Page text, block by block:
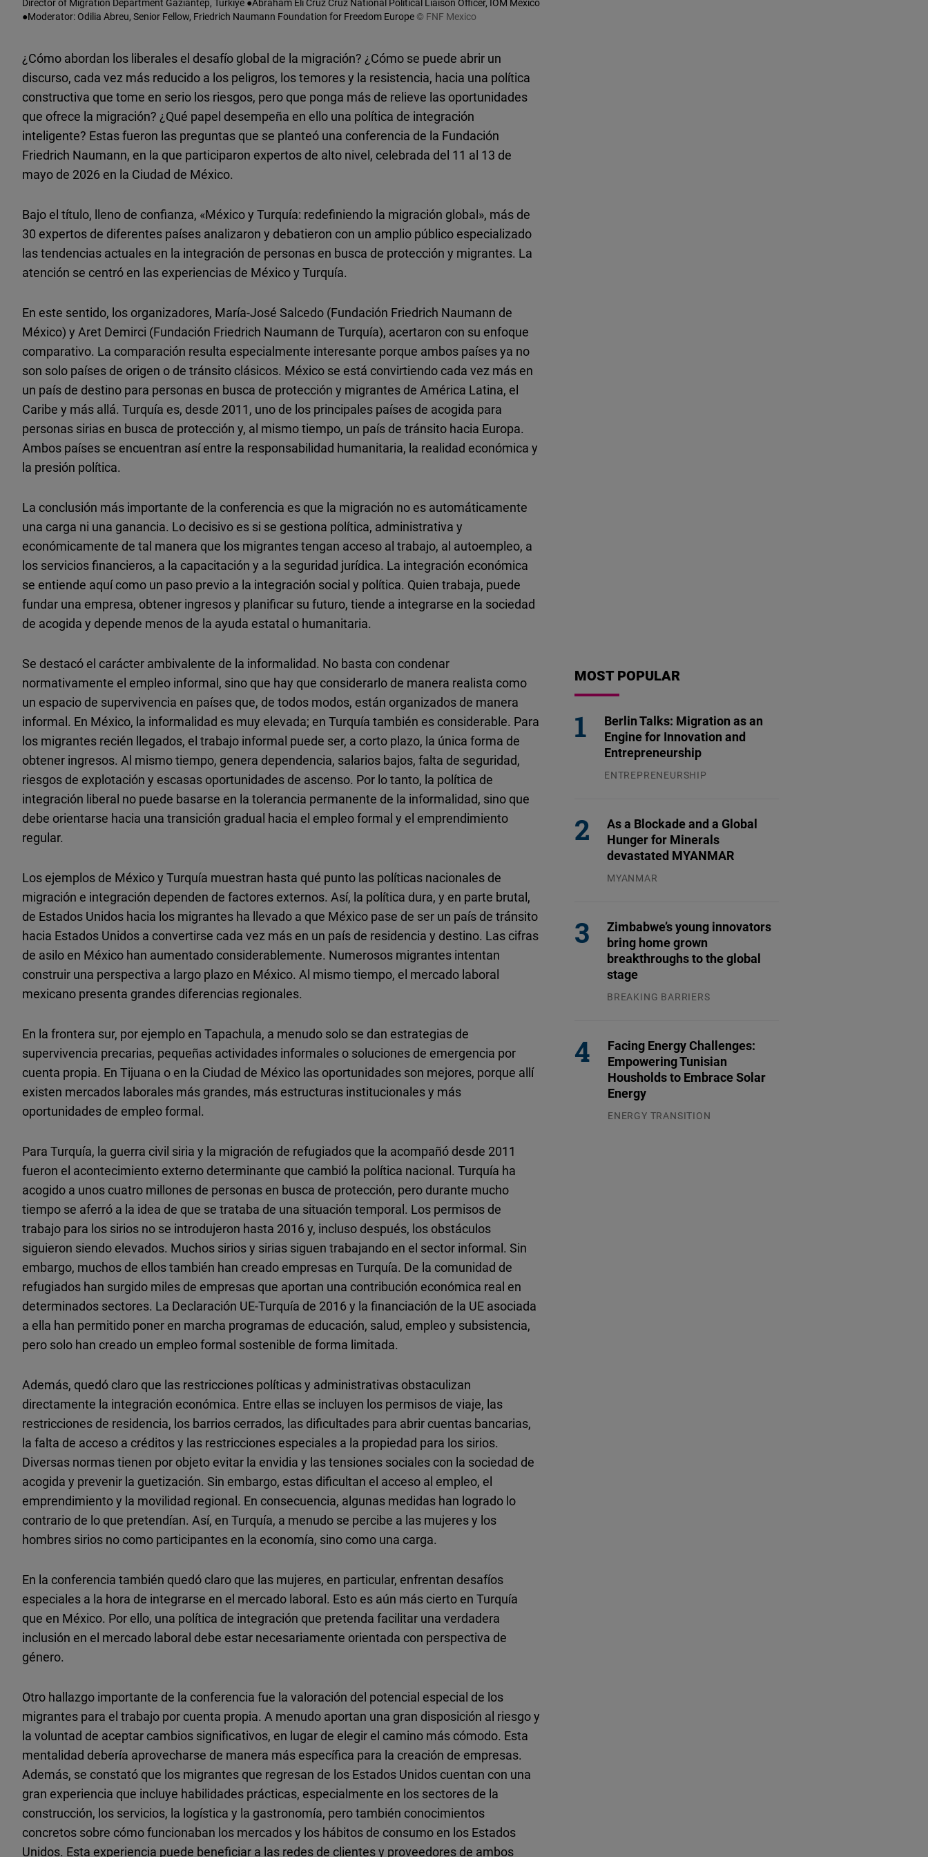
●Moderator: Odilia Abreu, Senior Fellow, Friedrich Naumann Foundation for Freedom Europe © FNF Mexico
¿Cómo abordan los liberales el desafío global de la migración? ¿Cómo se puede abrir un
discurso, cada vez más reducido a los peligros, los temores y la resistencia, hacia una política
constructiva que tome en serio los riesgos, pero que ponga más de relieve las oportunidades
que ofrece la migración? ¿Qué papel desempeña en ello una política de integración
inteligente? Estas fueron las preguntas que se planteó una conferencia de la Fundación
Friedrich Naumann, en la que participaron expertos de alto nivel, celebrada del 11 al 13 de
mayo de 2026 en la Ciudad de México.
Bajo el título, lleno de confianza, «México y Turquía: redefiniendo la migración global», más de
30 expertos de diferentes países analizaron y debatieron con un amplio público especializado
las tendencias actuales en la integración de personas en busca de protección y migrantes. La
atención se centró en las experiencias de México y Turquía.
En este sentido, los organizadores, María-José Salcedo (Fundación Friedrich Naumann de
México) y Aret Demirci (Fundación Friedrich Naumann de Turquía), acertaron con su enfoque
comparativo. La comparación resulta especialmente interesante porque ambos países ya no
son solo países de origen o de tránsito clásicos. México se está convirtiendo cada vez más en
un país de destino para personas en busca de protección y migrantes de América Latina, el
Caribe y más allá. Turquía es, desde 2011, uno de los principales países de acogida para
personas sirias en busca de protección y, al mismo tiempo, un país de tránsito hacia Europa.
Ambos países se encuentran así entre la responsabilidad humanitaria, la realidad económica y
la presión política.
La conclusión más importante de la conferencia es que la migración no es automáticamente
una carga ni una ganancia. Lo decisivo es si se gestiona política, administrativa y
económicamente de tal manera que los migrantes tengan acceso al trabajo, al autoempleo, a
los servicios financieros, a la capacitación y a la seguridad jurídica. La integración económica
se entiende aquí como un paso previo a la integración social y política. Quien trabaja, puede
fundar una empresa, obtener ingresos y planificar su futuro, tiende a integrarse en la sociedad
de acogida y depende menos de la ayuda estatal o humanitaria.
Se destacó el carácter ambivalente de la informalidad. No basta con condenar
normativamente el empleo informal, sino que hay que considerarlo de manera realista como
un espacio de supervivencia en países que, de todos modos, están organizados de manera
informal. En México, la informalidad es muy elevada; en Turquía también es considerable. Para
los migrantes recién llegados, el trabajo informal puede ser, a corto plazo, la única forma de
obtener ingresos. Al mismo tiempo, genera dependencia, salarios bajos, falta de seguridad,
riesgos de explotación y escasas oportunidades de ascenso. Por lo tanto, la política de
integración liberal no puede basarse en la tolerancia permanente de la informalidad, sino que
debe orientarse hacia una transición gradual hacia el empleo formal y el emprendimiento
regular.
Los ejemplos de México y Turquía muestran hasta qué punto las políticas nacionales de
migración e integración dependen de factores externos. Así, la política dura, y en parte brutal,
de Estados Unidos hacia los migrantes ha llevado a que México pase de ser un país de tránsito
hacia Estados Unidos a convertirse cada vez más en un país de residencia y destino. Las cifras
de asilo en México han aumentado considerablemente. Numerosos migrantes intentan
construir una perspectiva a largo plazo en México. Al mismo tiempo, el mercado laboral
mexicano presenta grandes diferencias regionales.
En la frontera sur, por ejemplo en Tapachula, a menudo solo se dan estrategias de
supervivencia precarias, pequeñas actividades informales o soluciones de emergencia por
cuenta propia. En Tijuana o en la Ciudad de México las oportunidades son mejores, porque allí
existen mercados laborales más grandes, más estructuras institucionales y más
oportunidades de empleo formal.
Para Turquía, la guerra civil siria y la migración de refugiados que la acompañó desde 2011
fueron el acontecimiento externo determinante que cambió la política nacional. Turquía ha
acogido a unos cuatro millones de personas en busca de protección, pero durante mucho
tiempo se aferró a la idea de que se trataba de una situación temporal. Los permisos de
trabajo para los sirios no se introdujeron hasta 2016 y, incluso después, los obstáculos
siguieron siendo elevados. Muchos sirios y sirias siguen trabajando en el sector informal. Sin
embargo, muchos de ellos también han creado empresas en Turquía. De la comunidad de
refugiados han surgido miles de empresas que aportan una contribución económica real en
determinados sectores. La Declaración UE-Turquía de 2016 y la financiación de la UE asociada
a ella han permitido poner en marcha programas de educación, salud, empleo y subsistencia,
pero solo han creado un empleo formal sostenible de forma limitada.
Además, quedó claro que las restricciones políticas y administrativas obstaculizan
directamente la integración económica. Entre ellas se incluyen los permisos de viaje, las
restricciones de residencia, los barrios cerrados, las dificultades para abrir cuentas bancarias,
la falta de acceso a créditos y las restricciones especiales a la propiedad para los sirios.
Diversas normas tienen por objeto evitar la envidia y las tensiones sociales con la sociedad de
acogida y prevenir la guetización. Sin embargo, estas dificultan el acceso al empleo, el
emprendimiento y la movilidad regional. En consecuencia, algunas medidas han logrado lo
contrario de lo que pretendían. Así, en Turquía, a menudo se percibe a las mujeres y los
hombres sirios no como participantes en la economía, sino como una carga.
En la conferencia también quedó claro que las mujeres, en particular, enfrentan desafíos
especiales a la hora de integrarse en el mercado laboral. Esto es aún más cierto en Turquía
que en México. Por ello, una política de integración que pretenda facilitar una verdadera
inclusión en el mercado laboral debe estar necesariamente orientada con perspectiva de
género.
Otro hallazgo importante de la conferencia fue la valoración del potencial especial de los
migrantes para el trabajo por cuenta propia. A menudo aportan una gran disposición al riesgo y
la voluntad de aceptar cambios significativos, en lugar de elegir el camino más cómodo. Esta
mentalidad debería aprovecharse de manera más específica para la creación de empresas.
Además, se constató que los migrantes que regresan de los Estados Unidos cuentan con una
gran experiencia que incluye habilidades prácticas, especialmente en los sectores de la
construcción, los servicios, la logística y la gastronomía, pero también conocimientos
concretos sobre cómo funcionaban los mercados y los hábitos de consumo en los Estados
Unidos. Esta experiencia puede beneficiar a las redes de clientes y proveedores de ambos
MOST POPULAR
Berlin Talks: Migration as an
Engine for Innovation and
Entrepreneurship
ENTREPRENEURSHIP
As a Blockade and a Global
Hunger for Minerals
devastated MYANMAR
MYANMAR
Zimbabwe’s young innovators
bring home grown
breakthroughs to the global
stage
BREAKING BARRIERS
Facing Energy Challenges:
Empowering Tunisian
Housholds to Embrace Solar
Energy
ENERGY TRANSITION
Flickr
Newsletter2go
Embed
Embed
Typeform
Embed